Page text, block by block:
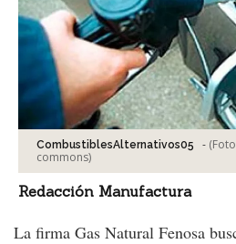
CombustiblesAlternativos05 -
commons)
Redacción Manufactura
La firma Gas Natural Fenosa